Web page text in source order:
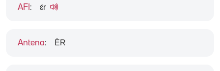
AFI : ɛ́r
Antena: ÈR